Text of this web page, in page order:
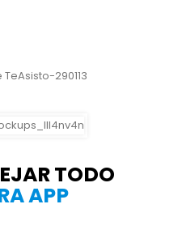
TODO
APP